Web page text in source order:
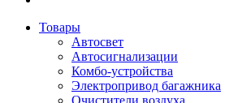
Товары
Автосвет
Автосигнализации
Комбо-устройства
Электропривод багажника
Очистители воздуха